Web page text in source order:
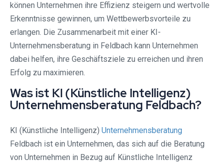
können Unternehmen ihre Effizienz steigern und wertvolle
Erkenntnisse gewinnen, um Wettbewerbsvorteile zu
erlangen. Die Zusammenarbeit mit einer KI-
Unternehmensberatung in Feldbach kann Unternehmen
dabei helfen, ihre Geschäftsziele zu erreichen und ihren
Erfolg zu maximieren.
Was ist KI (Künstliche Intelligenz)
Unternehmensberatung Feldbach?
KI (Künstliche Intelligenz) Unternehmensberatung
Feldbach ist ein Unternehmen, das sich auf die Beratung
von Unternehmen in Bezug auf Künstliche Intelligenz